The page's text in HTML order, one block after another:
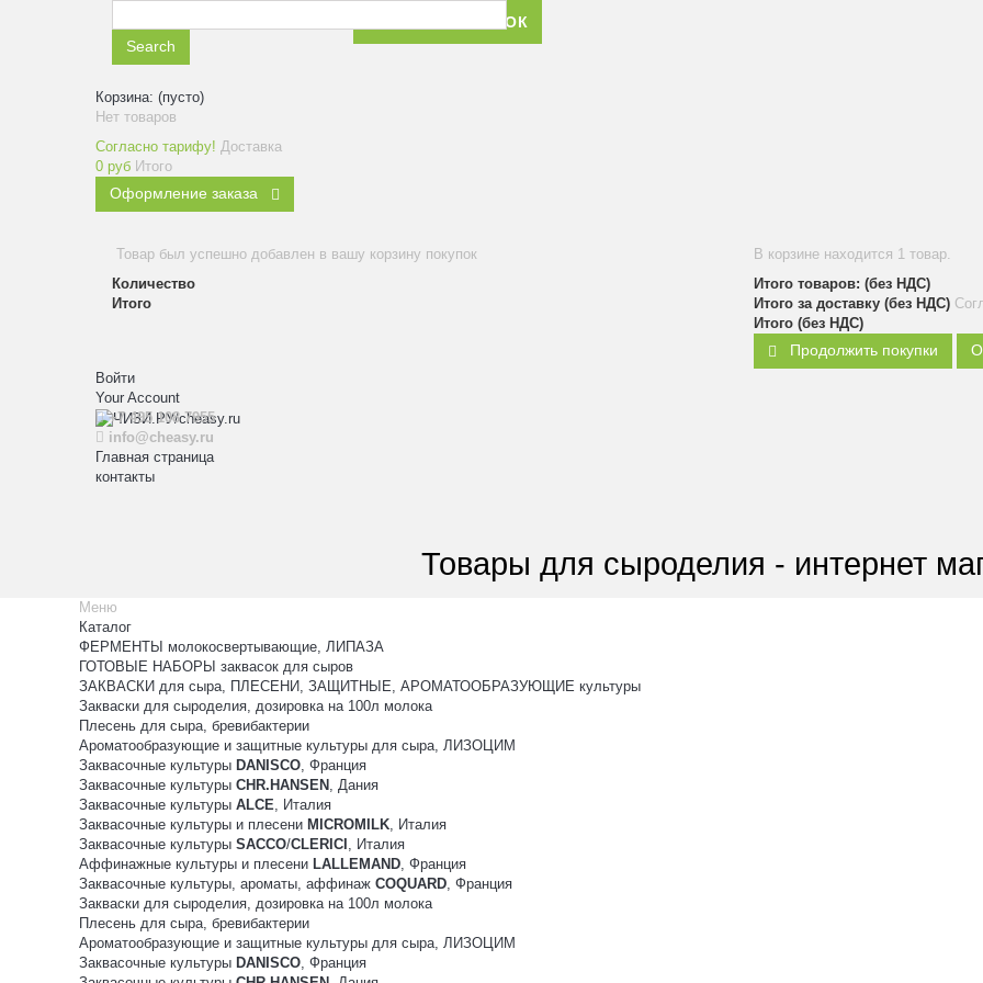
ЗАКАЗАТЬ ЗВОНОК
Search
Корзина: (пусто)
Нет товаров
Согласно тарифу! Доставка
0 руб Итого
Оформление заказа
Товар был успешно добавлен в вашу корзину покупок
Количество
Итого
В корзине находится 1 товар.
Итого товаров: (без НДС)
Итого за доставку (без НДС)
Итого (без НДС)
Продолжить покупки
Войти
Your Account
+7 495 108 7955
info@cheasy.ru
Главная страница
контакты
Товары для сыроделия - интернет
Меню
Каталог
ФЕРМЕНТЫ молокосвертывающие, ЛИПАЗА
ГОТОВЫЕ НАБОРЫ заквасок для сыров
ЗАКВАСКИ для сыра, ПЛЕСЕНИ, ЗАЩИТНЫЕ, АРОМАТООБРАЗУЮЩИЕ культуры
Закваски для сыроделия, дозировка на 100л молока
Плесень для сыра, бревибактерии
Ароматообразующие и защитные культуры для сыра, ЛИЗОЦИМ
Заквасочные культуры DANISCO, Франция
Заквасочные культуры CHR.HANSEN , Дания
Заквасочные культуры ALCE, Италия
Заквасочные культуры и плесени MICROMILK, Италия
Заквасочные культуры SACCO/CLERICI , Италия
Аффинажные культуры и плесени LALLEMAND, Франция
Заквасочные культуры, ароматы, аффинаж COQUARD, Франция
Закваски для сыроделия, дозировка на 100л молока
Плесень для сыра, бревибактерии
Ароматообразующие и защитные культуры для сыра, ЛИЗОЦИМ
Заквасочные культуры DANISCO, Франция